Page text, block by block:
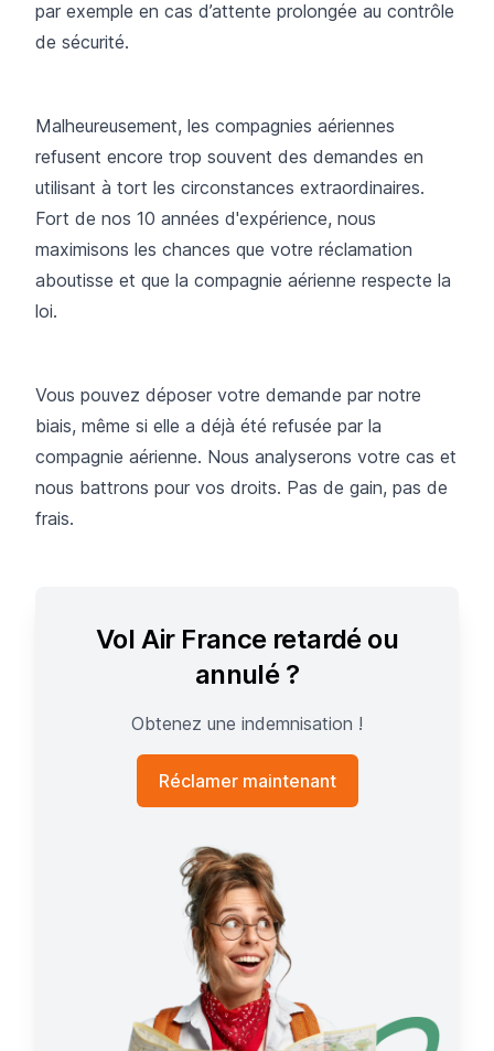
par exemple en cas d’attente prolongée au contrôle
de sécurité.
Malheureusement, les compagnies aériennes
refusent encore trop souvent des demandes en
utilisant à tort les circonstances extraordinaires.
Fort de nos 10 années d'expérience, nous
maximisons les chances que votre réclamation
aboutisse et que la compagnie aérienne respecte la
loi.
Vous pouvez déposer votre demande par notre
biais, même si elle a déjà été refusée par la
compagnie aérienne. Nous analyserons votre cas et
nous battrons pour vos droits. Pas de gain, pas de
frais.
Vol Air France retardé ou
annulé ?
Obtenez une indemnisation !
Réclamer maintenant